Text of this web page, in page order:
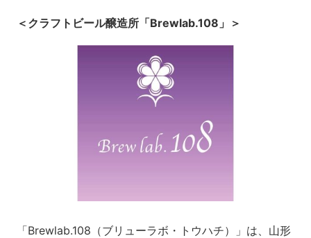
＜クラフトビール醸造所「Brewlab.108」＞
「Brewlab.108（ブリューラボ・トウハチ）」は、山形